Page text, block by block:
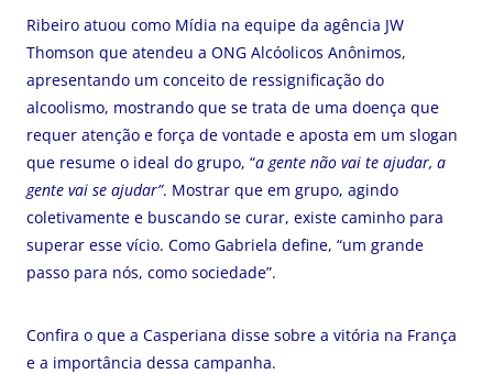
Ribeiro atuou como Mídia na equipe da agência JW
Thomson que atendeu a ONG Alcóolicos Anônimos,
apresentando um conceito de ressignificação do
alcoolismo, mostrando que se trata de uma doença que
requer atenção e força de vontade e aposta em um slogan
que resume o ideal do grupo, “a gente não vai te ajudar, a
gente vai se ajudar”. Mostrar que em grupo, agindo
coletivamente e buscando se curar, existe caminho para
superar esse vício. Como Gabriela define, “um grande
passo para nós, como sociedade”.
Confira o que a Casperiana disse sobre a vitória na França
e a importância dessa campanha.